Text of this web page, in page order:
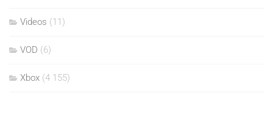
Videos (11)
VOD (6)
Xbox (4 155)